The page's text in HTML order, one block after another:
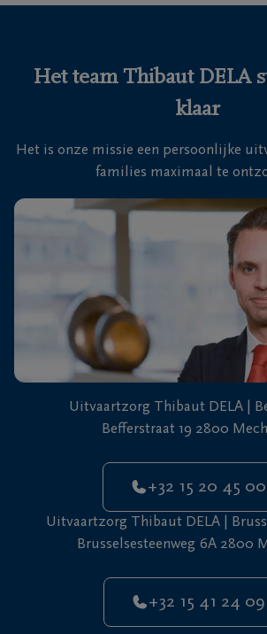
Het team Thibaut DELA
klaar
Het is onze missie een persoonlijke
families maximaal te
Uitvaartzorg Thibaut DELA |
Befferstraat 19 2800
+32 15 20 45 00
Uitvaartzorg Thibaut DELA |
Brusselsesteenweg 6A 2800
+32 15 41 24 09